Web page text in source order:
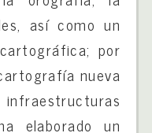
así como un
por
nueva
elaborado un